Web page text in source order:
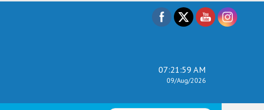
07:22:00 AM
09/Aug/2026